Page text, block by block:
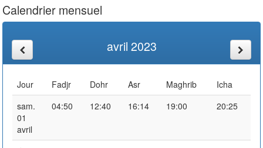
Calendrier mensuel
avril 2023
Jour Fadjr Dohr Asr Maghrib
Icha
sam.
01
avril
04:50 12:40 16:14 19:00 20:25